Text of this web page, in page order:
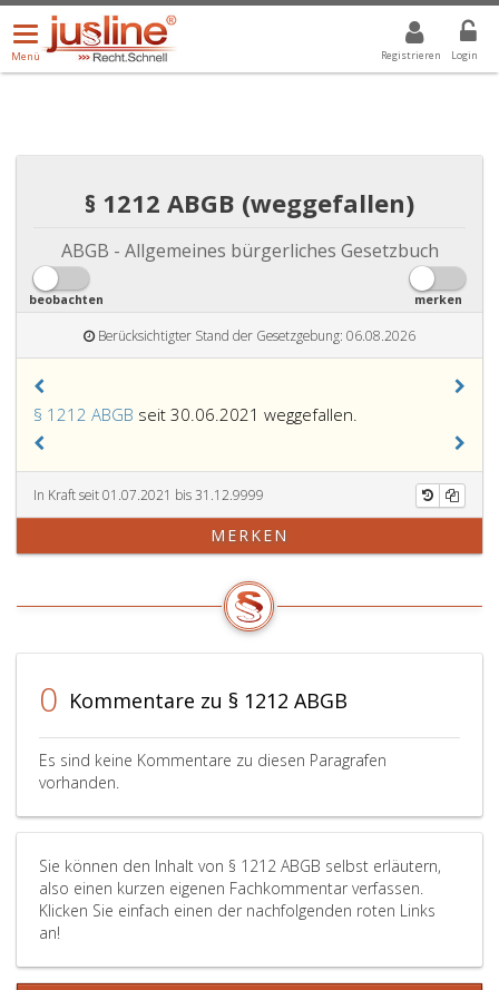
Registrieren Login
Menü
öffnen/schließen
Menü
ALLE DROPDOWN: GEWÄHLTER WERT IST ALLE
§ 1212 ABGB (weggefallen)
ABGB - Allgemeines bürgerliches Gesetzbuch
beobachten merken
Berücksichtigter Stand der Gesetzgebung: 06.08.2026
§ 1212 ABGB seit 30.06.2021 weggefallen.
In Kraft seit 01.07.2021 bis 31.12.9999
MERKEN
0 Kommentare zu § 1212 ABGB
Es sind keine Kommentare zu diesen Paragrafen
vorhanden.
Sie können den Inhalt von § 1212 ABGB selbst erläutern,
also einen kurzen eigenen Fachkommentar verfassen.
Klicken Sie einfach einen der nachfolgenden roten Links
an!